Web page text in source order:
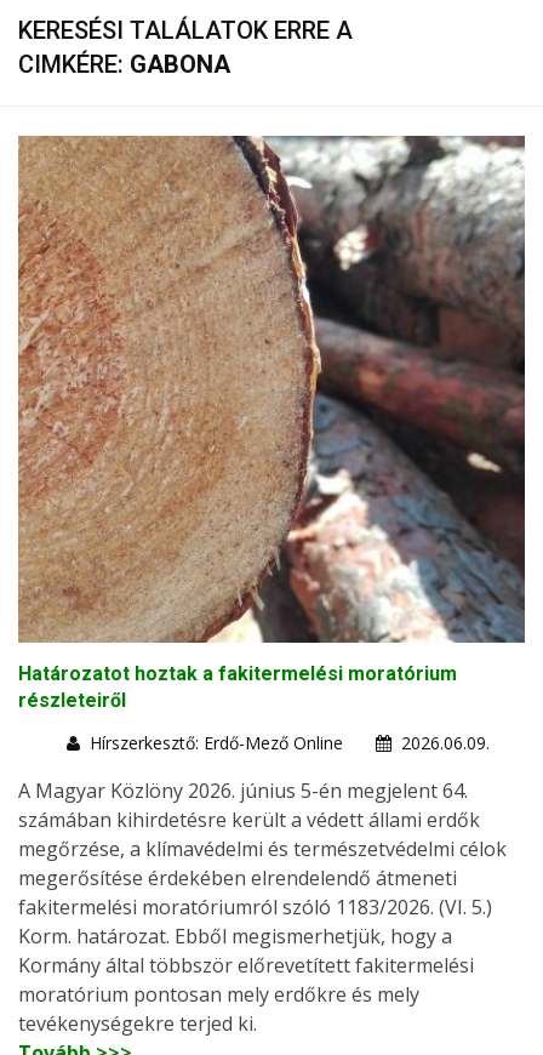
KERESÉSI TALÁLATOK ERRE A
CIMKÉRE: GABONA
Határozatot hoztak a fakitermelési moratórium
részleteiről
Hírszerkesztő: Erdő-Mező Online
2026.06.09.
A Magyar Közlöny 2026. június 5-én megjelent 64.
számában kihirdetésre került a védett állami erdők
megőrzése, a klímavédelmi és természetvédelmi célok
megerősítése érdekében elrendelendő átmeneti
fakitermelési moratóriumról szóló 1183/2026. (VI. 5.)
Korm. határozat. Ebből megismerhetjük, hogy a
Kormány által többször előrevetített fakitermelési
moratórium pontosan mely erdőkre és mely
tevékenységekre terjed ki.